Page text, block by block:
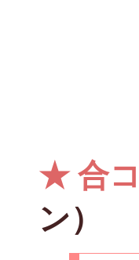
★ 合
ン）